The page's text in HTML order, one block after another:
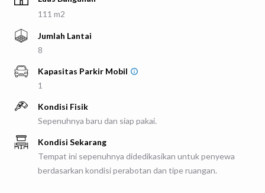
111 m2
Jumlah Lantai
8
Kapasitas Parkir Mobil
1
Kondisi Fisik
Sepenuhnya baru dan siap pakai.
Kondisi Sekarang
Tempat ini sepenuhnya didedikasikan untuk penyewa
berdasarkan kondisi perabotan dan tipe ruangan.